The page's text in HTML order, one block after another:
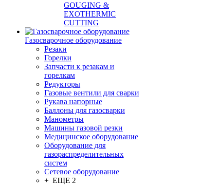
GOUGING &
EXOTHERMIC
CUTTING
Газосварочное оборудование
Резаки
Горелки
Запчасти к резакам и
горелкам
Редукторы
Газовые вентили для сварки
Рукава напорные
Баллоны для газосварки
Манометры
Машины газовой резки
Медицинское оборудование
Оборудование для
газораспределительных
систем
Сетевое оборудование
+ ЕЩЕ 2